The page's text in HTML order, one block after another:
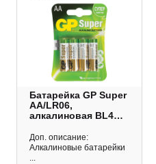
Батарейка GP Super
AA/LR06,
алкалиновая BL4
Доп. описание:
Алкалиновые батарейки
...